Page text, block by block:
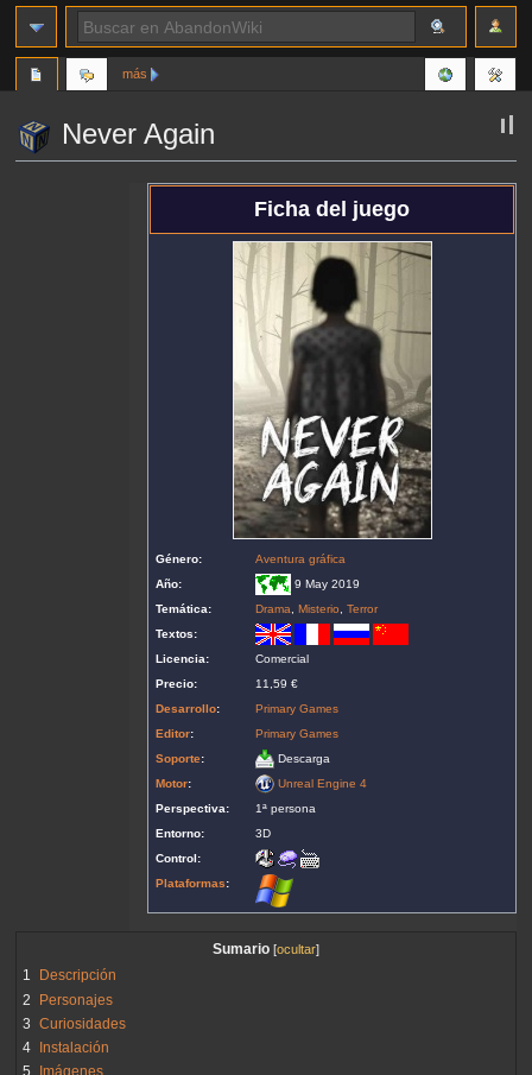
Never Again
Ficha del juego
Género:
Aventura gráfica
Año:
9 May 2019
Temática:
Drama ,Misterio ,Terror
Textos:
Licencia:
Comercial
Precio:
11,59 €
Desarrollo:
Primary Games
Editor:
Primary Games
Soporte:
Descarga
Motor:
Unreal Engine 4
Perspectiva:
1ª persona
Entorno:
3D
Control:
Plataformas:
Sumario
1
Descripción
2
Personajes
3 Curiosidades
4
Instalación
5
Imágenes
más